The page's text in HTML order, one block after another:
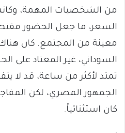
من الشخصيات المهمة،
السعر، ما جعل الحضور
معينة من المجتمع. كان
السوداني، غير المعتاد على
تمتد لأكثر من ساعة، قد لا
الجمهور المصري، لكن
كان استثنائياً.